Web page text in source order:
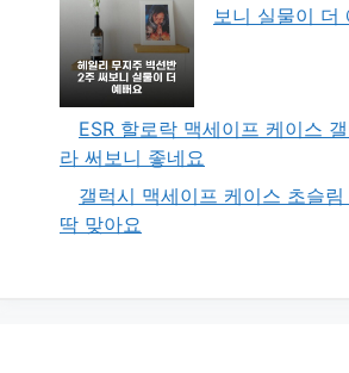
보니 실물이 더
ESR 할로락 맥세이프 케이스
라 써보니 좋네요
갤럭시 맥세이프 케이스 초슬
딱 맞아요